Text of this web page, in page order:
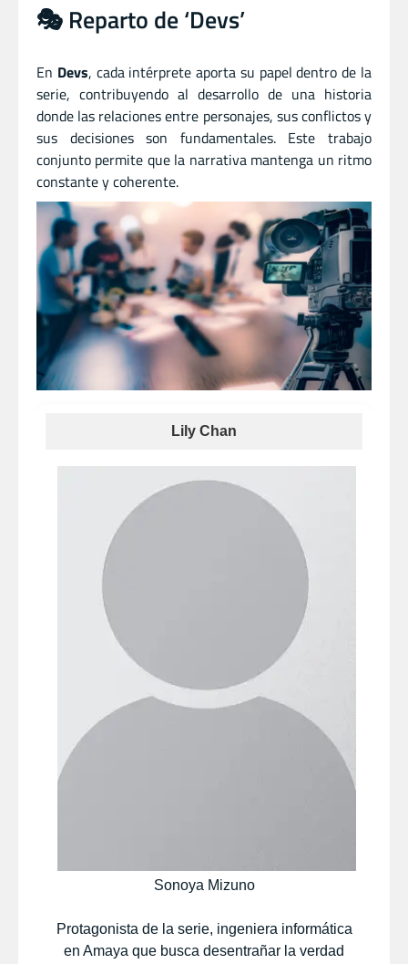
🎭 Reparto de ‘Devs’
En Devs, cada intérprete aporta su papel dentro de la
serie, contribuyendo al desarrollo de una historia
donde las relaciones entre personajes, sus conflictos y
sus decisiones son fundamentales. Este trabajo
conjunto permite que la narrativa mantenga un ritmo
constante y coherente.
Lily Chan
Sonoya Mizuno
Protagonista de la serie, ingeniera informática
en Amaya que busca desentrañar la verdad